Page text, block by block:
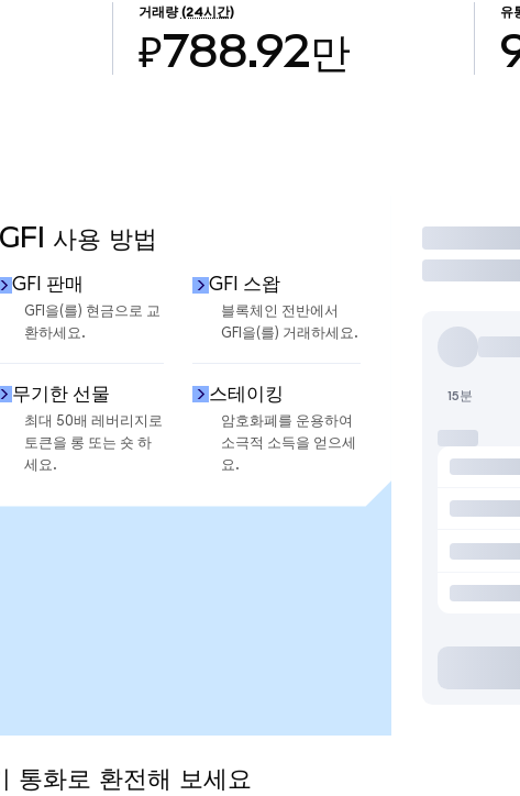
거래량 (24시간)
₽788.92만
유
사용 방법
GFI 판매
GFI을(를) 현금으로 교
환하세요.
GFI 스왑
블록체인 전반에서
GFI을(를) 거래하세요.
무기한 선물
최대 50배 레버리지로
토큰을 롱 또는 숏 하
세요.
스테이킹
암호화폐를 운용하여
소극적 소득을 얻으세
요.
거래
15분
화로 환전해 보세요